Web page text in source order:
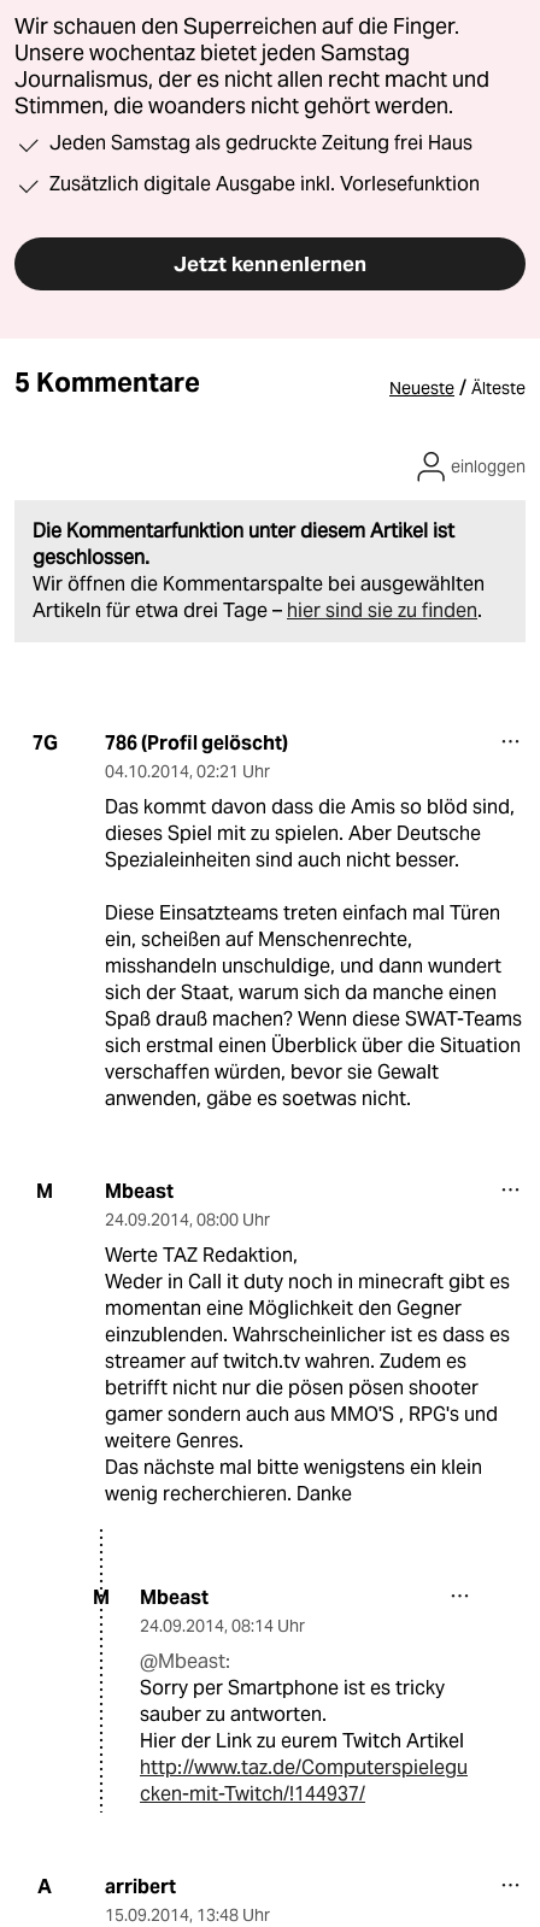
Wir schauen den Superreichen auf die Finger.
Unsere wochentaz bietet jeden Samstag
Journalismus, der es nicht allen recht macht und
Stimmen, die woanders nicht gehört werden.
Jeden Samstag als gedruckte Zeitung frei Haus
Zusätzlich digitale Ausgabe inkl. Vorlesefunktion
Jetzt kennenlernen
5 Kommentare Neueste / Älteste
Die Kommentarfunktion unter diesem Artikel ist
geschlossen.
Wir öffnen die Kommentarspalte bei ausgewählten
Artikeln für etwa drei Tage – hier sind sie zu finden.
einloggen
7G 786 (Profil gelöscht)
04.10.2014, 02:21 Uhr
Das kommt davon dass die Amis so blöd sind,
dieses Spiel mit zu spielen. Aber Deutsche
Spezialeinheiten sind auch nicht besser.
Diese Einsatzteams treten einfach mal Türen
ein, scheißen auf Menschenrechte,
misshandeln unschuldige, und dann wundert
sich der Staat, warum sich da manche einen
Spaß drauß machen? Wenn diese SWAT-Teams
sich erstmal einen Überblick über die Situation
verschaffen würden, bevor sie Gewalt
anwenden, gäbe es soetwas nicht.
M Mbeast
24.09.2014, 08:00 Uhr
Werte TAZ Redaktion,
Weder in Call it duty noch in minecraft gibt es
momentan eine Möglichkeit den Gegner
einzublenden. Wahrscheinlicher ist es dass es
streamer auf twitch.tv wahren. Zudem es
betrifft nicht nur die pösen pösen shooter
gamer sondern auch aus MMO'S , RPG's und
weitere Genres.
Das nächste mal bitte wenigstens ein klein
wenig recherchieren. Danke
M Mbeast
24.09.2014, 08:14 Uhr
@Mbeast:
Sorry per Smartphone ist es tricky
sauber zu antworten.
Hier der Link zu eurem Twitch Artikel
http://www.taz.de/Computerspielegu
cken-mit-Twitch/!144937/
A arribert
15.09.2014, 13:48 Uhr